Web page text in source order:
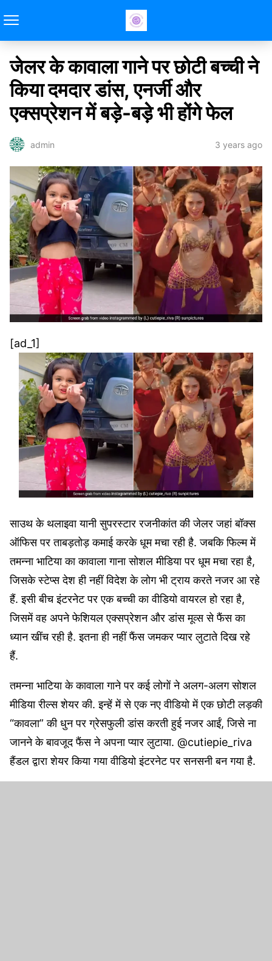
जेलर के कावाला गाने पर छोटी बच्ची ने
किया दमदार डांस, एनर्जी और
एक्सप्रेशन में बड़े-बड़े भी होंगे फेल
admin 3 years ago
[ad_1]
साउथ के थलाइवा यानी सुपरस्टार रजनीकांत की जेलर जहां बॉक्स
ऑफिस पर ताबड़तोड़ कमाई करके धूम मचा रही है. जबकि फिल्म में
तमन्ना भाटिया का कावाला गाना सोशल मीडिया पर धूम मचा रहा है,
जिसके स्टेप्स देश ही नहीं विदेश के लोग भी ट्राय करते नजर आ रहे
हैं. इसी बीच इंटरनेट पर एक बच्ची का वीडियो वायरल हो रहा है,
जिसमें वह अपने फेशियल एक्सप्रेशन और डांस मूव्स से फैंस का
ध्यान खींच रही है. इतना ही नहीं फैंस जमकर प्यार लुटाते दिख रहे
हैं.
तमन्ना भाटिया के कावाला गाने पर कई लोगों ने अलग-अलग सोशल
मीडिया रील्स शेयर की. इन्हें में से एक नए वीडियो में एक छोटी लड़की
“कावला” की धुन पर ग्रेसफुली डांस करती हुई नजर आईं, जिसे ना
जानने के बावजूद फैंस ने अपना प्यार लुटाया. @cutiepie_riva
हैंडल द्वारा शेयर किया गया वीडियो इंटरनेट पर सनसनी बन गया है.